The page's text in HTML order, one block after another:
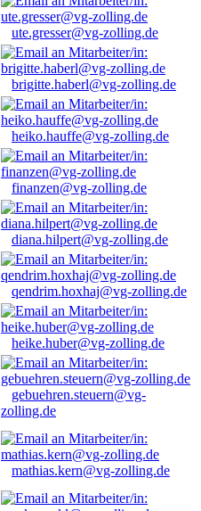
ute.gresser@vg-zolling.de
brigitte.haberl@vg-zolling.de
heiko.hauffe@vg-zolling.de
finanzen@vg-zolling.de
diana.hilpert@vg-zolling.de
qendrim.hoxhaj@vg-zolling.de
heike.huber@vg-zolling.de
gebuehren.steuern@vg-
zolling.de
mathias.kern@vg-zolling.de